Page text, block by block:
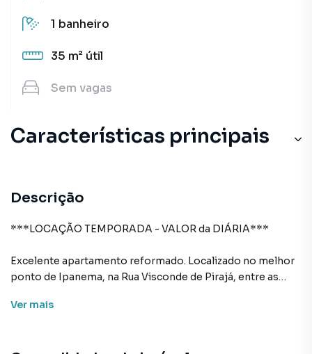
1 banheiro
35 m² útil
Sem vagas
Características principais
Descrição
***LOCAÇÃO TEMPORADA - VALOR da DIÁRIA***
Excelente apartamento reformado. Localizado no melhor
ponto de Ipanema, na Rua Visconde de Pirajá, entre as
mobiliado e com ar condicionado em todos os ambientes.
Ver mais